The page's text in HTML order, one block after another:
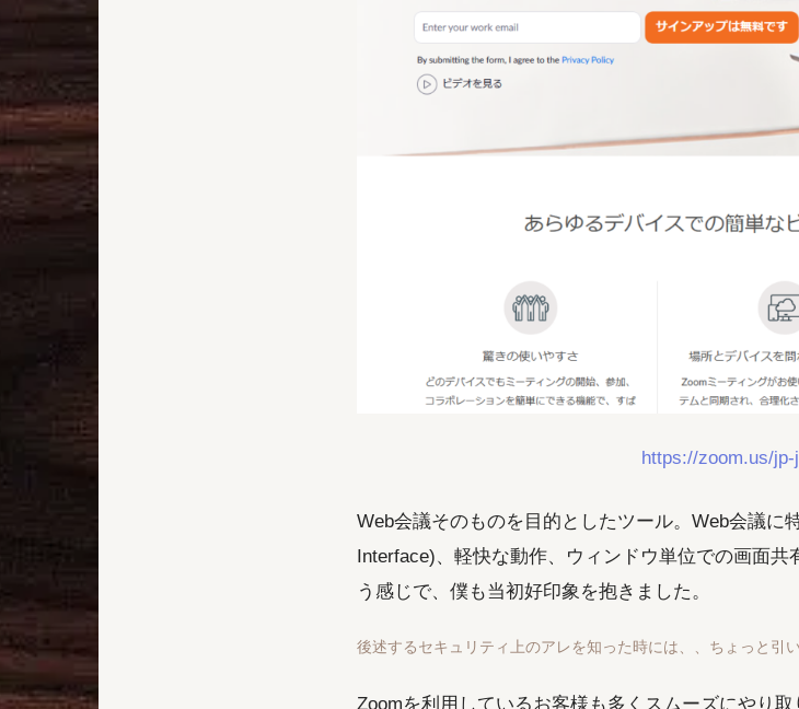
https://zoom.us/
Web会議そのものを目的としたツール。Web会議に
Interface)、軽快な動作、ウィンドウ単位での画面
う感じで、僕も当初好印象を抱きました。
後述するセキュリティ上のアレを知った時には、、ちょっと引
Zoomを利用しているお客様も多くスムーズにやり